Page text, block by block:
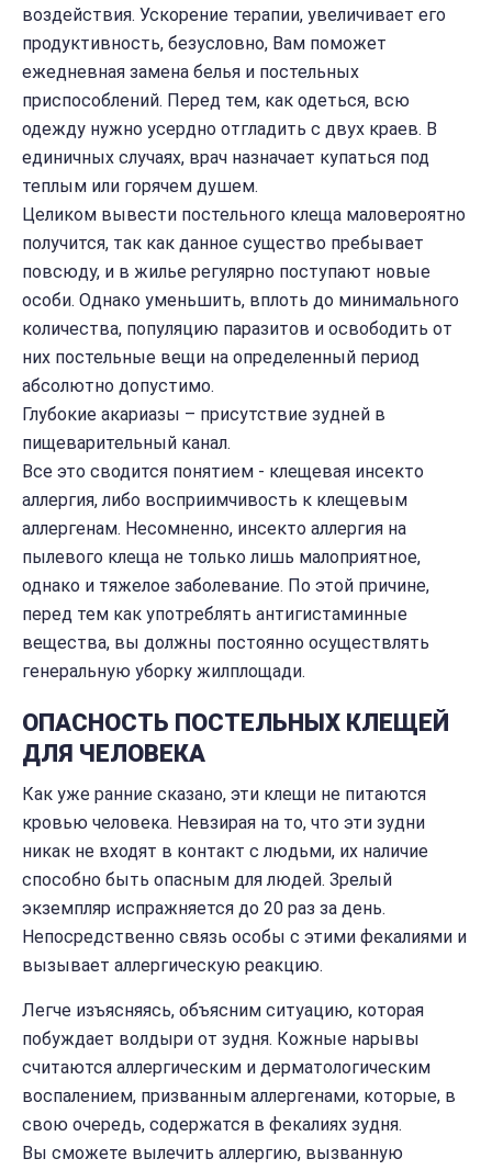
воздействия. Ускорение терапии, увеличивает его
продуктивность, безусловно, Вам поможет
ежедневная замена белья и постельных
приспособлений. Перед тем, как одеться, всю
одежду нужно усердно отгладить с двух краев. В
единичных случаях, врач назначает купаться под
теплым или горячем душем.
Целиком вывести постельного клеща маловероятно
получится, так как данное существо пребывает
повсюду, и в жилье регулярно поступают новые
особи. Однако уменьшить, вплоть до минимального
количества, популяцию паразитов и освободить от
них постельные вещи на определенный период
абсолютно допустимо.
Глубокие акариазы – присутствие зудней в
пищеварительный канал.
Все это сводится понятием - клещевая инсекто
аллергия, либо восприимчивость к клещевым
аллергенам. Несомненно, инсекто аллергия на
пылевого клеща не только лишь малоприятное,
однако и тяжелое заболевание. По этой причине,
перед тем как употреблять антигистаминные
вещества, вы должны постоянно осуществлять
генеральную уборку жилплощади.
ОПАСНОСТЬ ПОСТЕЛЬНЫХ КЛЕЩЕЙ
ДЛЯ ЧЕЛОВЕКА
Как уже ранние сказано, эти клещи не питаются
кровью человека. Невзирая на то, что эти зудни
никак не входят в контакт с людьми, их наличие
способно быть опасным для людей. Зрелый
экземпляр испражняется до 20 раз за день.
Непосредственно связь особы с этими фекалиями и
вызывает аллергическую реакцию.
Легче изъясняясь, объясним ситуацию, которая
побуждает волдыри от зудня. Кожные нарывы
считаются аллергическим и дерматологическим
воспалением, призванным аллергенами, которые, в
свою очередь, содержатся в фекалиях зудня.
Вы сможете вылечить аллергию, вызванную